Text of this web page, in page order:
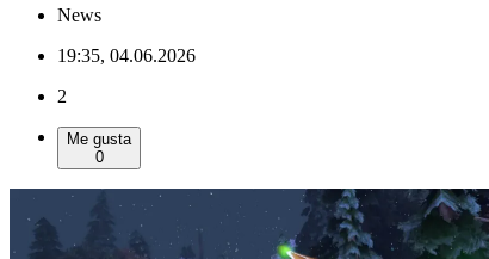
News
19:35, 04.06.2026
2
Me gusta
0